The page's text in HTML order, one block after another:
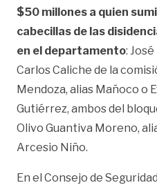
$50 millones a quien
cabecillas de las
en el departamento:
Carlos Caliche de la
Mendoza, alias Mañoco o
Gutiérrez, ambos del
Olivo Guantiva Moreno,
Arcesio Niño.
En el Consejo de